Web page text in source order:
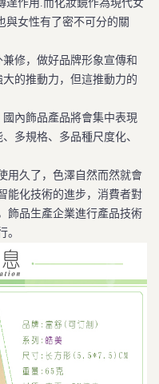
達作用.而化妝鏡作為現代女
與女性有了密不可分的關
修，做好品牌形象宣傳和
的推動力，但這推動力的
內飾品產品將會集中表現
多規格、多品種尺度化、
久了，色澤自然而然就會
能化技術的進步，消費者對
飾品生產企業進行產品技術
。